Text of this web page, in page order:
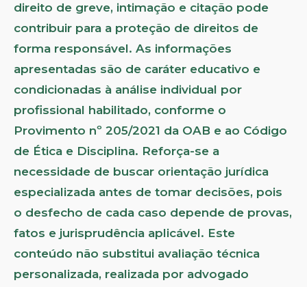
direito de greve, intimação e citação pode
contribuir para a proteção de direitos de
forma responsável. As informações
apresentadas são de caráter educativo e
condicionadas à análise individual por
profissional habilitado, conforme o
Provimento nº 205/2021 da OAB e ao Código
de Ética e Disciplina. Reforça-se a
necessidade de buscar orientação jurídica
especializada antes de tomar decisões, pois
o desfecho de cada caso depende de provas,
fatos e jurisprudência aplicável. Este
conteúdo não substitui avaliação técnica
personalizada, realizada por advogado